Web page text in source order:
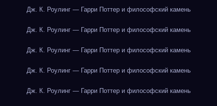
Дж. К. Роулинг — Гарри Поттер и философский камень
Дж. К. Роулинг — Гарри Поттер и философский камень
Дж. К. Роулинг — Гарри Поттер и философский камень
Дж. К. Роулинг — Гарри Поттер и философский камень
Дж. К. Роулинг — Гарри Поттер и философский камень